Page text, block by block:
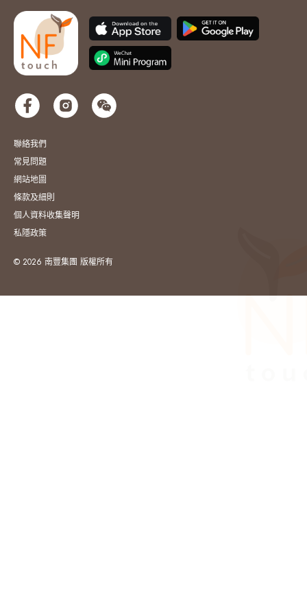
聯絡我們
常見問題
網站地圖
條款及細則
個人資料收集聲明
私隱政策
© 2026 南豐集團 版權所有